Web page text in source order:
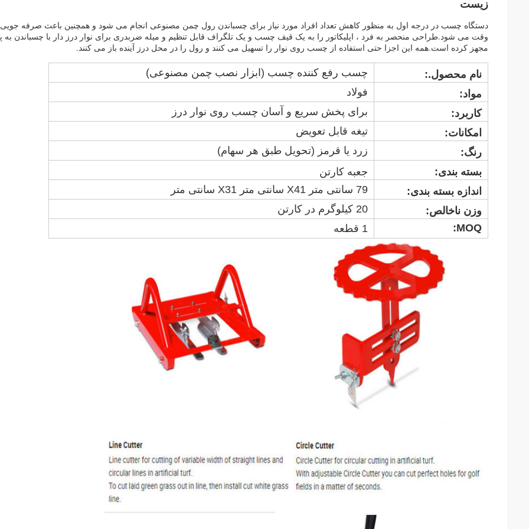
زیست
دستگاه چسب در درجه اول به منظور کاهش تعداد افراد مورد نیاز برای چسباندن رول چمن مصنوعی انجام می شود و همچنین باعث صرفه جویی
وقت می شود.طراحی منحصر به فرد ، اپلیکاتور را به یک قیف چسب و یک تلگراف قابل تنظیم و میله ضربدری برای نوار درز دار با چسباندن به
مجهز کرده است.همه این اجزا حتی استفاده از چسب روی نوار را تسهیل می کنند و رول را در محل درز آینده باز می کنند.
نام محصول.:
چسب رفع کننده چسب (ابزار نصب چمن مصنوعی)
مواد:
فولاد
کاربرد:
برای پخش سریع و آسان چسب روی نوار درز
امکانات:
تیغه قابل تعویض
رنگ:
زرد یا قرمز (تحویل طبق هر سهام)
بسته بندی:
جعبه کارتن
اندازه بسته بندی:
79 سانتی متر X41 سانتی متر X31 سانتی متر
وزن ناخالص:
20 کیلوگرم در کارتن
MOQ:
1 قطعه